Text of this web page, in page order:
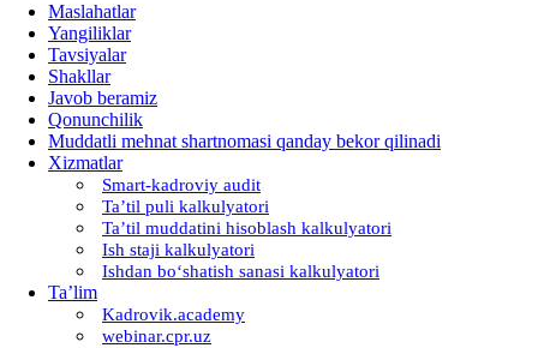
Maslahatlar
Yangiliklar
Tavsiyalar
Shakllar
Javob beramiz
Qonunchilik
Muddatli mehnat shartnomasi qanday bekor qilinadi
Xizmatlar
Smart-kadroviy audit
Ta’til puli kalkulyatori
Ta’til muddatini hisoblash kalkulyatori
Ish staji kalkulyatori
Ishdan boʻshatish sanasi kalkulyatori
Ta’lim
Kadrovik.academy
webinar.cpr.uz